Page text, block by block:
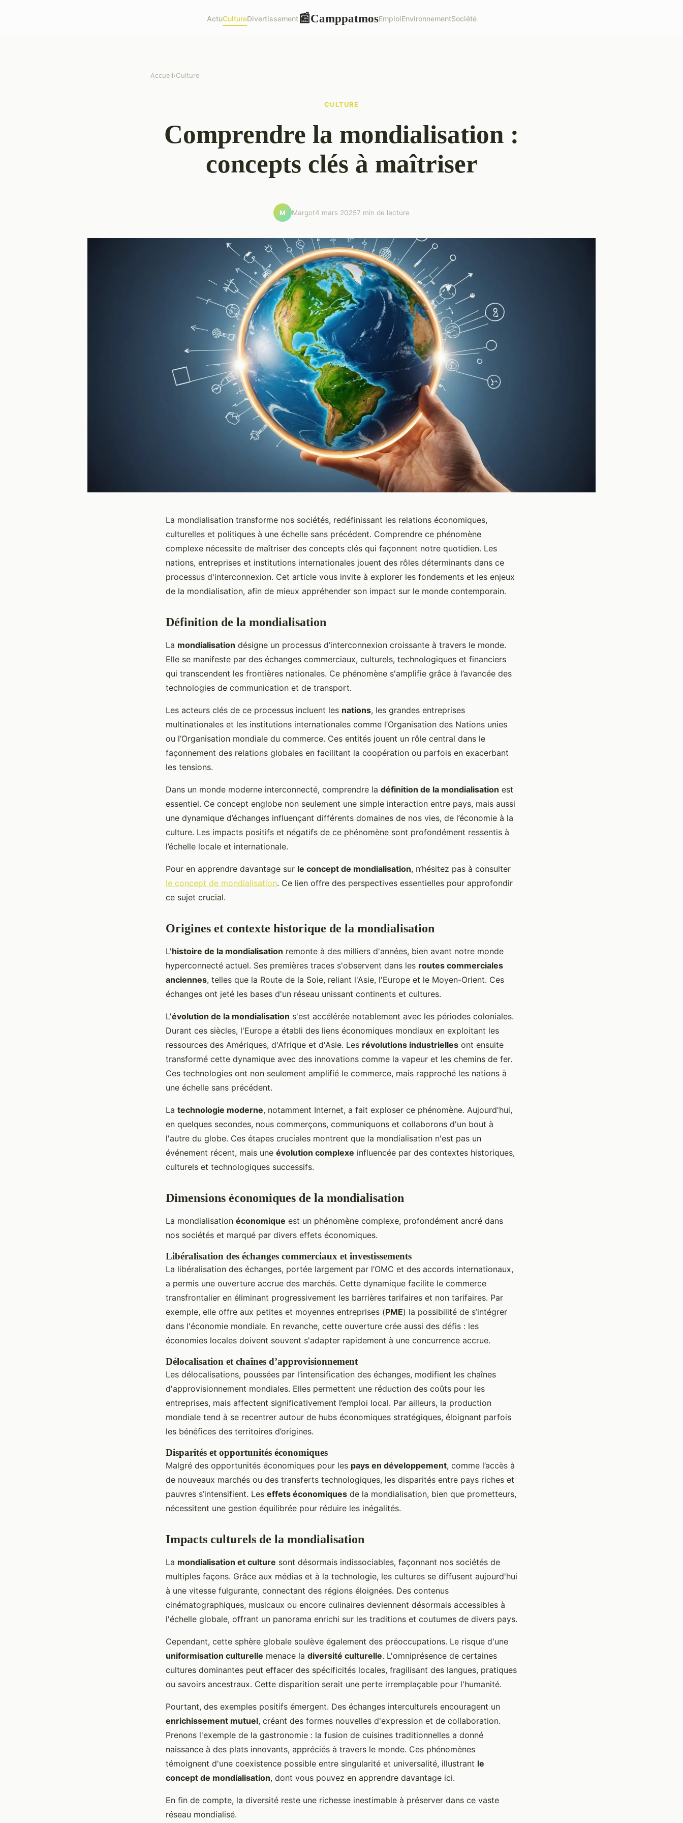
ActuCultureDivertissement📰CamppatmosEmploiEnvironnementSociété
Accueil›Culture
CULTURE
Comprendre la mondialisation :
concepts clés à maîtriser
M Margot4 mars 20257 min de lecture
La mondialisation transforme nos sociétés, redéfinissant les relations économiques,
culturelles et politiques à une échelle sans précédent. Comprendre ce phénomène
complexe nécessite de maîtriser des concepts clés qui façonnent notre quotidien. Les
nations, entreprises et institutions internationales jouent des rôles déterminants dans ce
processus d'interconnexion. Cet article vous invite à explorer les fondements et les enjeux
de la mondialisation, afin de mieux appréhender son impact sur le monde contemporain.
Définition de la mondialisation
La mondialisation désigne un processus d’interconnexion croissante à travers le monde.
Elle se manifeste par des échanges commerciaux, culturels, technologiques et financiers
qui transcendent les frontières nationales. Ce phénomène s'amplifie grâce à l’avancée des
technologies de communication et de transport.
Les acteurs clés de ce processus incluent les nations, les grandes entreprises
multinationales et les institutions internationales comme l’Organisation des Nations unies
ou l’Organisation mondiale du commerce. Ces entités jouent un rôle central dans le
façonnement des relations globales en facilitant la coopération ou parfois en exacerbant
les tensions.
Dans un monde moderne interconnecté, comprendre la définition de la mondialisation est
essentiel. Ce concept englobe non seulement une simple interaction entre pays, mais aussi
une dynamique d’échanges influençant différents domaines de nos vies, de l’économie à la
culture. Les impacts positifs et négatifs de ce phénomène sont profondément ressentis à
l’échelle locale et internationale.
Pour en apprendre davantage sur le concept de mondialisation, n’hésitez pas à consulter
le concept de mondialisation. Ce lien offre des perspectives essentielles pour approfondir
ce sujet crucial.
Origines et contexte historique de la mondialisation
L'histoire de la mondialisation remonte à des milliers d'années, bien avant notre monde
hyperconnecté actuel. Ses premières traces s'observent dans les routes commerciales
anciennes, telles que la Route de la Soie, reliant l'Asie, l'Europe et le Moyen-Orient. Ces
échanges ont jeté les bases d'un réseau unissant continents et cultures.
L'évolution de la mondialisation s'est accélérée notablement avec les périodes coloniales.
Durant ces siècles, l'Europe a établi des liens économiques mondiaux en exploitant les
ressources des Amériques, d'Afrique et d'Asie. Les révolutions industrielles ont ensuite
transformé cette dynamique avec des innovations comme la vapeur et les chemins de fer.
Ces technologies ont non seulement amplifié le commerce, mais rapproché les nations à
une échelle sans précédent.
La technologie moderne, notamment Internet, a fait exploser ce phénomène. Aujourd'hui,
en quelques secondes, nous commerçons, communiquons et collaborons d'un bout à
l'autre du globe. Ces étapes cruciales montrent que la mondialisation n'est pas un
événement récent, mais une évolution complexe influencée par des contextes historiques,
culturels et technologiques successifs.
Dimensions économiques de la mondialisation
La mondialisation économique est un phénomène complexe, profondément ancré dans
nos sociétés et marqué par divers effets économiques.
Libéralisation des échanges commerciaux et investissements
La libéralisation des échanges, portée largement par l’OMC et des accords internationaux,
a permis une ouverture accrue des marchés. Cette dynamique facilite le commerce
transfrontalier en éliminant progressivement les barrières tarifaires et non tarifaires. Par
exemple, elle offre aux petites et moyennes entreprises (PME) la possibilité de s’intégrer
dans l'économie mondiale. En revanche, cette ouverture crée aussi des défis : les
économies locales doivent souvent s'adapter rapidement à une concurrence accrue.
Délocalisation et chaînes d’approvisionnement
Les délocalisations, poussées par l’intensification des échanges, modifient les chaînes
d'approvisionnement mondiales. Elles permettent une réduction des coûts pour les
entreprises, mais affectent significativement l’emploi local. Par ailleurs, la production
mondiale tend à se recentrer autour de hubs économiques stratégiques, éloignant parfois
les bénéfices des territoires d’origines.
Disparités et opportunités économiques
Malgré des opportunités économiques pour les pays en développement, comme l’accès à
de nouveaux marchés ou des transferts technologiques, les disparités entre pays riches et
pauvres s’intensifient. Les effets économiques de la mondialisation, bien que prometteurs,
nécessitent une gestion équilibrée pour réduire les inégalités.
Impacts culturels de la mondialisation
La mondialisation et culture sont désormais indissociables, façonnant nos sociétés de
multiples façons. Grâce aux médias et à la technologie, les cultures se diffusent aujourd'hui
à une vitesse fulgurante, connectant des régions éloignées. Des contenus
cinématographiques, musicaux ou encore culinaires deviennent désormais accessibles à
l'échelle globale, offrant un panorama enrichi sur les traditions et coutumes de divers pays.
Cependant, cette sphère globale soulève également des préoccupations. Le risque d'une
uniformisation culturelle menace la diversité culturelle. L'omniprésence de certaines
cultures dominantes peut effacer des spécificités locales, fragilisant des langues, pratiques
ou savoirs ancestraux. Cette disparition serait une perte irremplaçable pour l'humanité.
Pourtant, des exemples positifs émergent. Des échanges interculturels encouragent un
enrichissement mutuel, créant des formes nouvelles d'expression et de collaboration.
Prenons l'exemple de la gastronomie : la fusion de cuisines traditionnelles a donné
naissance à des plats innovants, appréciés à travers le monde. Ces phénomènes
témoignent d'une coexistence possible entre singularité et universalité, illustrant le
concept de mondialisation, dont vous pouvez en apprendre davantage ici.
En fin de compte, la diversité reste une richesse inestimable à préserver dans ce vaste
réseau mondialisé.